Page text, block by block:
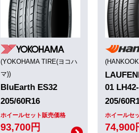
(YOKOHAMA TIRE(ヨコハ
マ))
BluEarth ES32
205/60R16
ホイールセット販売価格
93,700円
01
205/
ホイールセ
74,900